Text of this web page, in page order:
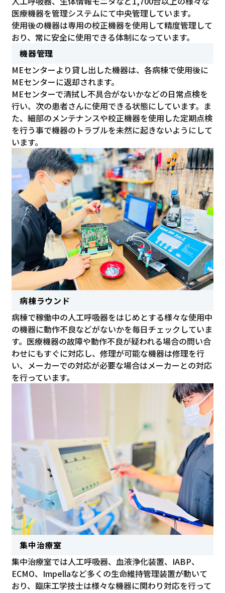
医療機器を管理システムにて中央管理しています。
使用後の機器は専用の校正機器を使用して精度管理して
おり、常に安全に使用できる体制になっています。
機器管理
MEセンターより貸し出した機器は、各病棟で使用後に
MEセンターに返却されます。
MEセンターで清拭し不具合がないかなどの日常点検を
行い、次の患者さんに使用できる状態にしています。ま
た、細部のメンテナンスや校正機器を使用した定期点検
を行う事で機器のトラブルを未然に起きないようにして
います。
病棟ラウンド
病棟で稼働中の人工呼吸器をはじめとする様々な使用中
の機器に動作不良などがないかを毎日チェックしていま
す。医療機器の故障や動作不良が疑われる場合の問い合
わせにもすぐに対応し、修理が可能な機器は修理を行
い、メーカーでの対応が必要な場合はメーカーとの対応
を行っています。
集中治療室
集中治療室では人工呼吸器、血液浄化装置、IABP、
ECMO、Impellaなど多くの生命維持管理装置が動いて
おり、臨床工学技士は様々な機器に関わり対応を行って